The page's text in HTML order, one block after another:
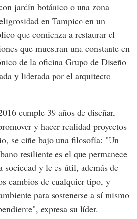
jardín botánico o una zona
en Tampico en un
que comienza a restaurar el
que muestran una constante en
de la oficina Grupo de Diseño
y liderada por el arquitecto
cumple 39 años de diseñar,
y hacer realidad proyectos
se ciñe bajo una filosofía: "Un
resiliente es el que permanece
sociedad y le es útil, además de
cambios de cualquier tipo, y
para sostenerse a sí mismo
expresa su líder.